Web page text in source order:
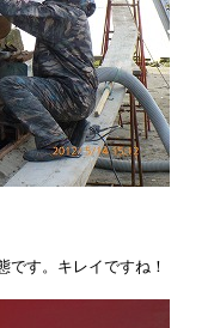
です。キレイですね！